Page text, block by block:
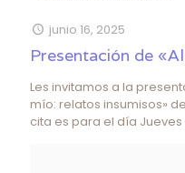
junio 16, 2025
Presentación de
Les invitamos a la
mío: relatos insumisos»
cita es para el día Jueves